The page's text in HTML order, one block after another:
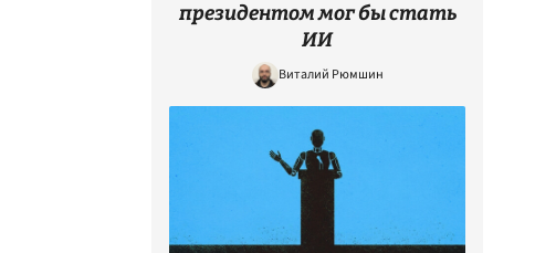
президентом мог бы стать
ИИ
Виталий Рюмшин